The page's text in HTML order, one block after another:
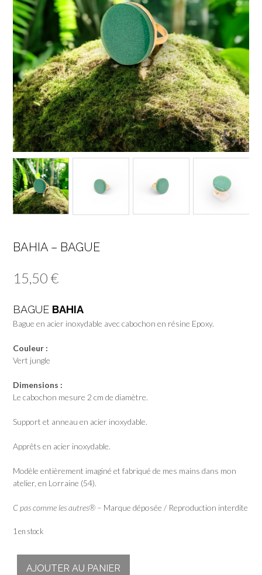
BAHIA – BAGUE
15,50 €
BAGUE BAHIA
Bague en acier inoxydable avec cabochon en résine Epoxy.
Couleur :
Vert jungle
Dimensions :
Le cabochon mesure 2 cm de diamètre.
Support et anneau en acier inoxydable.
Apprêts en acier inoxydable.
Modèle entièrement imaginé et fabriqué de mes mains dans mon
atelier, en Lorraine (54).
C pas comme les autres® – Marque déposée / Reproduction interdite
1 en stock
AJOUTER AU PANIER